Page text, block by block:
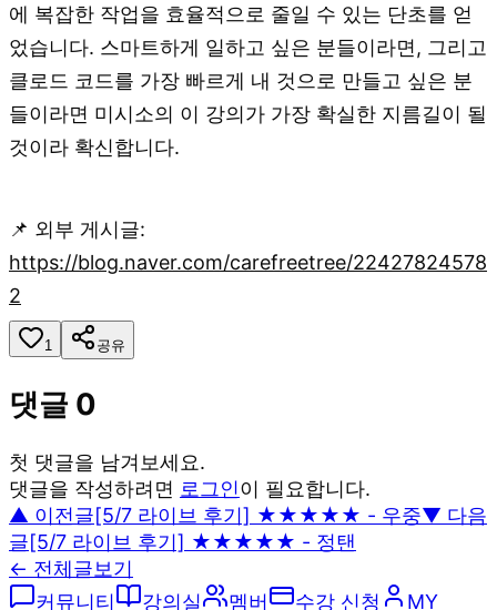
에 복잡한 작업을 효율적으로 줄일 수 있는 단초를 얻
었습니다. 스마트하게 일하고 싶은 분들이라면, 그리고
클로드 코드를 가장 빠르게 내 것으로 만들고 싶은 분
들이라면 미시소의 이 강의가 가장 확실한 지름길이 될
것이라 확신합니다.
📌 외부 게시글:
https://blog.naver.com/carefreetree/22427824578
2
1 공유
댓글 0
첫 댓글을 남겨보세요.
댓글을 작성하려면 로그인이 필요합니다.
▲ 이전글[5/7 라이브 후기] ★★★★★ - 우중▼ 다음
글[5/7 라이브 후기] ★★★★★ - 정탠
← 전체글보기
커뮤니티
강의실 멤버 수강 신청 MY